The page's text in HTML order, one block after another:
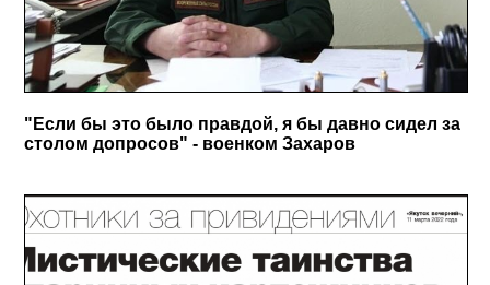
"Если бы это было правдой, я бы давно сидел за
столом допросов" - военком Захаров